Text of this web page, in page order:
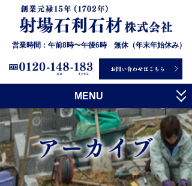
営業時間：午前8時〜午後6時 無休（年末年始休み）
MENU
トップ
射場石利石材について
お墓について